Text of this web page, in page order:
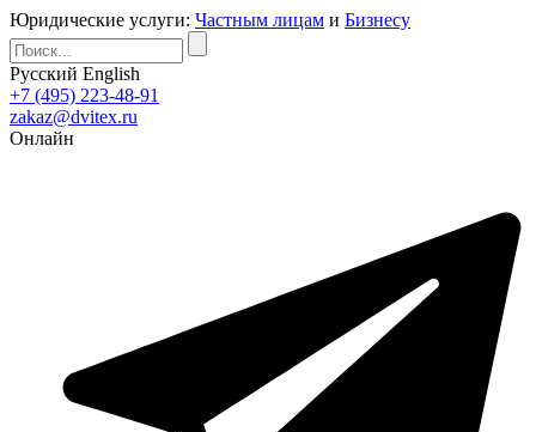
Юридические услуги: Частным лицам и Бизнесу
Русский English
+7 (495) 223-48-91
zakaz@dvitex.ru
Онлайн